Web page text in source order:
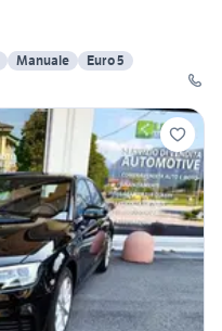
Manuale
Euro 5